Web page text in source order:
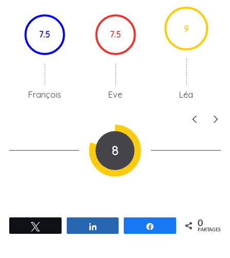
7.5
François
7.5
Eve
9
Léa
8
Partagez 0
PARTAGES